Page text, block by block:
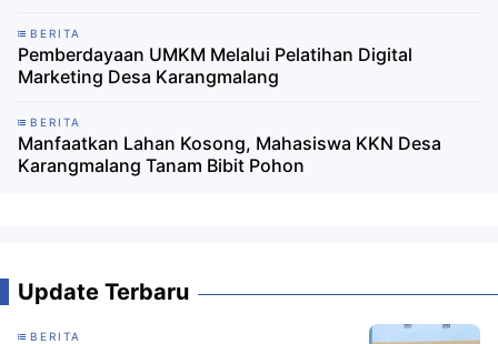
BERITA
Pemberdayaan UMKM Melalui Pelatihan Digital
Marketing Desa Karangmalang
BERITA
Manfaatkan Lahan Kosong, Mahasiswa KKN Desa
Karangmalang Tanam Bibit Pohon
Update Terbaru
BERITA